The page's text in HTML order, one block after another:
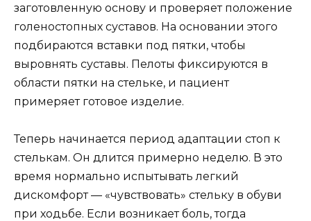
заготовленную основу и проверяет положение
голеностопных суставов. На основании этого
подбираются вставки под пятки, чтобы
выровнять суставы. Пелоты фиксируются в
области пятки на стельке, и пациент
примеряет готовое изделие.
Теперь начинается период адаптации стоп к
стелькам. Он длится примерно неделю. В это
время нормально испытывать легкий
дискомфорт — «чувствовать» стельку в обуви
при ходьбе. Если возникает боль, тогда